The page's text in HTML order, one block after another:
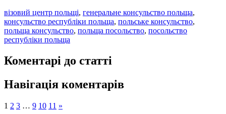
візовий центр польщі, генеральне консульство польща,
консульство республіки польща, польське консульство,
польща консульство, польща посольство, посольство
республіки польща
Коментарі до статті
Навігація коментарів
1 2 3 … 9 10 11 »